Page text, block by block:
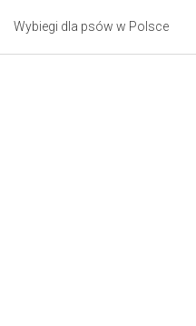
Wybiegi dla psów w Polsce